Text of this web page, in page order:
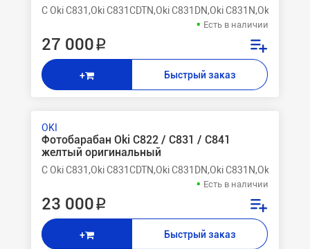
C Oki C831,Oki C831CDTN,Oki C831DN,Oki C831N,Oki
Есть в наличии
27 000 ₽
+ Быстрый заказ
OKI
Фотобарабан Oki C822 / C831 / C841
желтый оригинальный
C Oki C831,Oki C831CDTN,Oki C831DN,Oki C831N,Oki
Есть в наличии
23 000 ₽
+ Быстрый заказ